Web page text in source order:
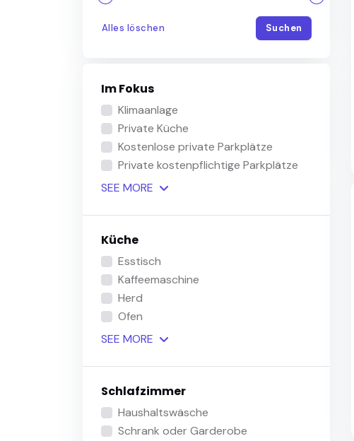
Alles löschen Suchen
Im Fokus
Klimaanlage
Private Küche
Kostenlose private Parkplätze
Private kostenpflichtige Parkplätze
SEE MORE
Küche
Esstisch
Kaffeemaschine
Herd
Ofen
SEE MORE
Schlafzimmer
Haushaltswäsche
Schrank oder Garderobe